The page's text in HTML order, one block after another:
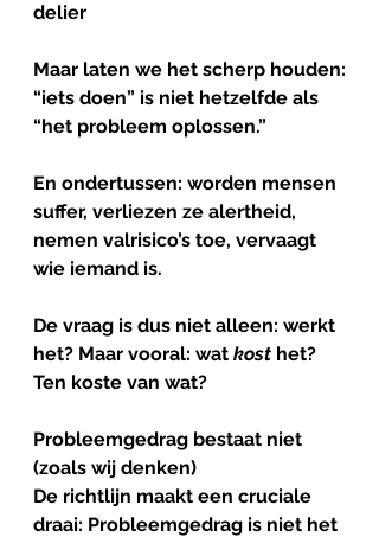
delier
Maar laten we het scherp houden:
“iets doen” is niet hetzelfde als
“het probleem oplossen.”
En ondertussen: worden mensen
suffer, verliezen ze alertheid,
nemen valrisico’s toe, vervaagt
wie iemand is.
De vraag is dus niet alleen: werkt
het? Maar vooral: wat kost het?
Ten koste van wat?
Probleemgedrag bestaat niet
(zoals wij denken)
De richtlijn maakt een cruciale
draai: Probleemgedrag is niet het